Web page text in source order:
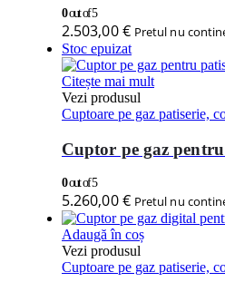
0out of 5
2.503,00€ Pretul nu
Stoc epuizat
Citește mai mult
Vezi produsul
Cuptoare pe gaz patiserie,
Cuptor pe gaz
0out of 5
5.260,00€ Pretul nu
Adaugă în coș
Vezi produsul
Cuptoare pe gaz patiserie,